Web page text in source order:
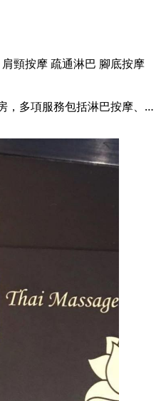
肩頸按摩疏通淋巴 腳底按摩
肥妹泰足設有獨立房間及汗蒸房，多項服務包括淋巴按摩、草球、推拿等，適合男女老少。為左確保客人放心，進店前，店員會為客人量度體溫，再用寶衛美無酒精消毒噴液為客人噴灑。每間獨立按摩房，使用前後都會消毒再供使用，希望每位客人可以放心。肥妹泰足有正宗泰國師傅，亦有中式按摩，所選用的精油也有不同，而其按摩的精油亦有治療痛症及舒緩的效用。